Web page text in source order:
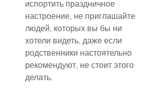
испортить праздничное
настроение, не приглашайте
людей, которых вы бы ни
хотели видеть, даже если
родственники настоятельно
рекомендуют, не стоит этого
делать.